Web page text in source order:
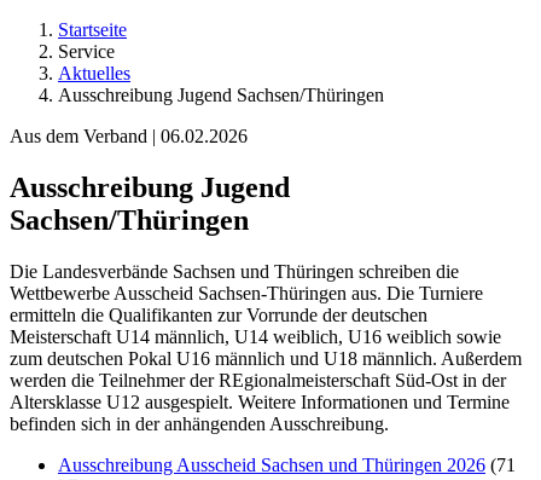
Startseite
Service
Aktuelles
Ausschreibung Jugend Sachsen/Thüringen
Aus dem Verband | 06.02.2026
Ausschreibung Jugend
Sachsen/Thüringen
Die Landesverbände Sachsen und Thüringen schreiben die
Wettbewerbe Ausscheid Sachsen-Thüringen aus. Die Turniere
ermitteln die Qualifikanten zur Vorrunde der deutschen
Meisterschaft U14 männlich, U14 weiblich, U16 weiblich sowie
zum deutschen Pokal U16 männlich und U18 männlich. Außerdem
werden die Teilnehmer der REgionalmeisterschaft Süd-Ost in der
Altersklasse U12 ausgespielt. Weitere Informationen und Termine
befinden sich in der anhängenden Ausschreibung.
Ausschreibung Ausscheid Sachsen und Thüringen 2026 (71